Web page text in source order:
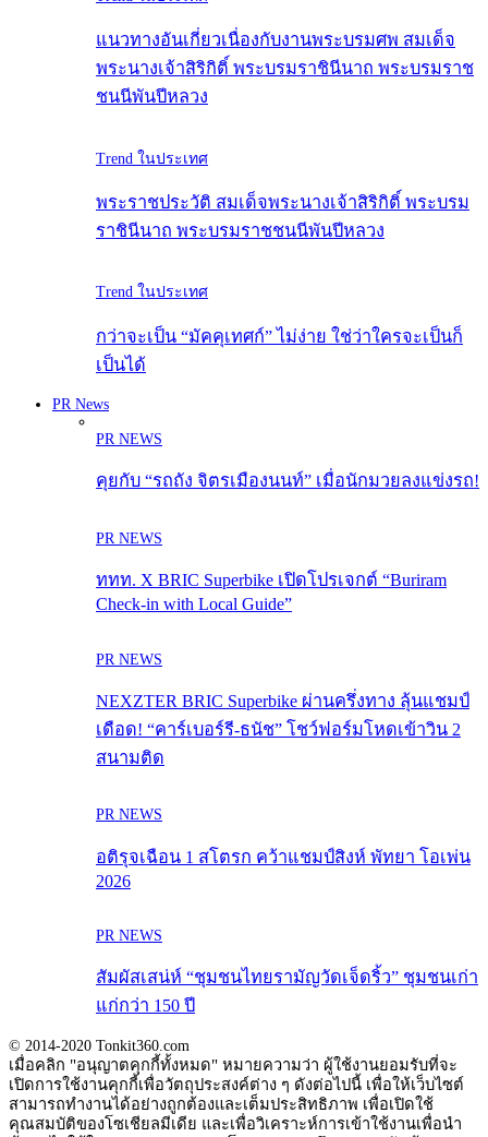
แนวทางอันเกี่ยวเนื่องกับงานพระบรมศพ สมเด็จ
พระนางเจ้าสิริกิติ์ พระบรมราชินีนาถ พระบรมราช
ชนนีพันปีหลวง
Trend ในประเทศ
พระราชประวัติ สมเด็จพระนางเจ้าสิริกิติ์ พระบรม
ราชินีนาถ พระบรมราชชนนีพันปีหลวง
Trend ในประเทศ
กว่าจะเป็น “มัคคุเทศก์” ไม่ง่าย ใช่ว่าใครจะเป็นก็
เป็นได้
PR News
PR NEWS
คุยกับ “รถถัง จิตรเมืองนนท์” เมื่อนักมวยลงแข่งรถ!
PR NEWS
ททท. X BRIC Superbike เปิดโปรเจกต์ “Buriram
Check-in with Local Guide”
PR NEWS
NEXZTER BRIC Superbike ผ่านครึ่งทาง ลุ้นแชมป์
เดือด! “คาร์เบอร์รี-ธนัช” โชว์ฟอร์มโหดเข้าวิน 2
สนามติด
PR NEWS
อติรุจเฉือน 1 สโตรก คว้าแชมป์สิงห์ พัทยา โอเพ่น
2026
PR NEWS
สัมผัสเสน่ห์ “ชุมชนไทยรามัญวัดเจ็ดริ้ว” ชุมชนเก่า
แก่กว่า 150 ปี
© 2014-2020 Tonkit360.com
เมื่อคลิก "อนุญาตคุกกี้ทั้งหมด" หมายความว่า ผู้ใช้งานยอมรับที่จะ
เปิดการใช้งานคุกกี้เพื่อวัตถุประสงค์ต่าง ๆ ดังต่อไปนี้ เพื่อให้เว็บไซต์
สามารถทำงานได้อย่างถูกต้องและเต็มประสิทธิภาพ เพื่อเปิดใช้
คุณสมบัติของโซเชียลมีเดีย และเพื่อวิเคราะห์การเข้าใช้งานเพื่อนำ